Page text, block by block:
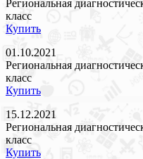
Региональная
класс
Купить
01.10.2021
Региональная
класс
Купить
15.12.2021
Региональная
класс
Купить